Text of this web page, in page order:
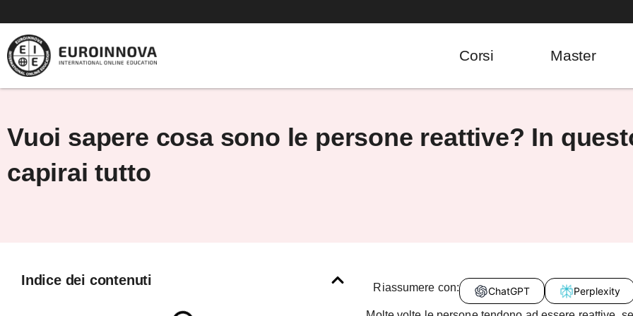
al
contenuto
Corsi Master
Vuoi sapere cosa sono le persone reattive? In
capirai tutto
Indice dei contenuti Riassumere con: ChatGPT Perplexity